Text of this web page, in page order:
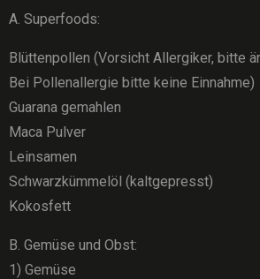
A. Superfoods:
Blüttenpollen (Vorsicht Allergiker, bitte
Bei Pollenallergie bitte keine Einnahme)
Guarana gemahlen
Maca Pulver
Leinsamen
Schwarzkümmelöl (kaltgepresst)
Kokosfett
B. Gemüse und Obst:
1) Gemüse